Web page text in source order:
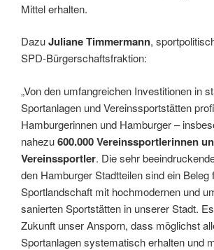
Mittel erhalten.
DazuJuliane Timmermann,
SPD-Bürgerschaftsfraktion:
„Von den umfangreichen Investitionen in
Sportanlagen und Vereinssportstätten
Hamburgerinnen und Hamburger –
nahezu600.000 Vereinssportlerinnen
Vereinssportler. Die sehr
den Hamburger Stadtteilen sind ein Beleg
Sportlandschaft mit hochmodernen und
sanierten Sportstätten in unserer Stadt.
Zukunft unser Ansporn, dass möglichst
Sportanlagen systematisch erhalten und